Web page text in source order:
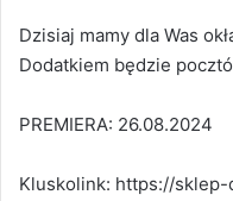
Dzisiaj mamy dla Was
Dodatkiem będzie
PREMIERA: 26.08.2024
Kluskolink: https://